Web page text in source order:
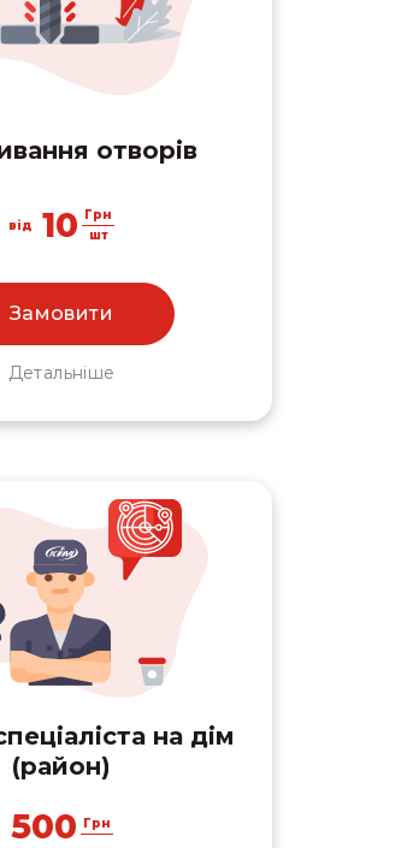
отворів
від 10 Грн
шт
Замовити
Детальніше
на дім
(район)
500 Грн